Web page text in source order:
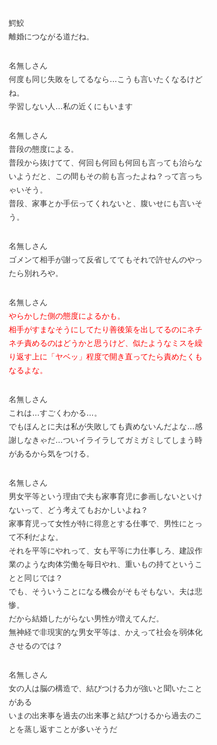
鰐鮫
離婚につながる道だね。
名無しさん
何度も同じ失敗をしてるなら…こうも言いたくなるけど
ね。
学習しない人…私の近くにもいます
名無しさん
普段の態度による。
普段から抜けてて、何回も何回も何回も言っても治らな
いようだと、この間もその前も言ったよね？って言っち
ゃいそう。
普段、家事とか手伝ってくれないと、腹いせにも言いそ
う。
名無しさん
ゴメンて相手が謝って反省しててもそれで許せんのやっ
たら別れろや。
名無しさん
やらかした側の態度によるかも。
相手がすまなそうにしてたり善後策を出してるのにネチ
ネチ責めるのはどうかと思うけど、似たようなミスを繰
り返す上に「ヤベッ」程度で開き直ってたら責めたくも
なるよな。
名無しさん
これは…すごくわかる…。
でもほんとに夫は私が失敗しても責めないんだよな…感
謝しなきゃだ…ついイライラしてガミガミしてしまう時
があるから気をつける。
名無しさん
男女平等という理由で夫も家事育児に参画しないといけ
ないって、どう考えてもおかしいよね？
家事育児って女性が特に得意とする仕事で、男性にとっ
て不利だよな。
それを平等にやれって、女も平等に力仕事しろ、建設作
業のような肉体労働を毎日やれ、重いもの持てというこ
とと同じでは？
でも、そういうことになる機会がそもそもない。夫は悲
惨。
だから結婚したがらない男性が増えてんだ。
無神経で非現実的な男女平等は、かえって社会を弱体化
させるのでは？
名無しさん
女の人は脳の構造で、結びつける力が強いと聞いたこと
がある
いまの出来事を過去の出来事と結びつけるから過去のこ
とを蒸し返すことが多いそうだ